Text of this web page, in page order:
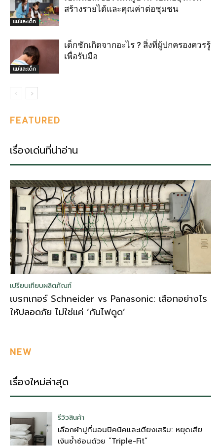
แม่และเด็ก
สร้างรายได้และคุณค่าต่อชุมชน
แม่และเด็ก
เด็กชักเกิดจากอะไร ? สิ่งที่ผู้ปกครองควรรู้
เพื่อรับมือ
FEATURED
เรื่องเด่นที่น่าอ่าน
เปรียบเทียบผลิตภัณฑ์
เบรกเกอร์ Schneider vs Panasonic: เลือกอย่างไร
ให้ปลอดภัย ไม่ใช่แค่ ‘กันไฟดูด’
NEW
เรื่องใหม่ล่าสุด
รีวิวสินค้า
เลือกผ้าปูที่นอนปิคนิคและเตียงเสริม: หยุดเสีย
เงินซ้ำซ้อนด้วย “Triple-Fit”